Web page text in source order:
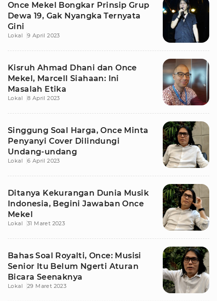
Once Mekel Bongkar Prinsip Grup
Dewa 19, Gak Nyangka Ternyata
Gini
Lokal 9 April 2023
Kisruh Ahmad Dhani dan Once
Mekel, Marcell Siahaan: Ini
Masalah Etika
Lokal 8 April 2023
Singgung Soal Harga, Once Minta
Penyanyi Cover Dilindungi
Undang-undang
Lokal 6 April 2023
Ditanya Kekurangan Dunia Musik
Indonesia, Begini Jawaban Once
Mekel
Lokal 31 Maret 2023
Bahas Soal Royalti, Once: Musisi
Senior Itu Belum Ngerti Aturan
Bicara Seenaknya
Lokal 29 Maret 2023